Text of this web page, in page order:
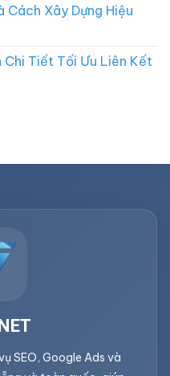
Cách Xây Dựng Hiệu
Chi Tiết Tối Ưu Liên Kết
SEO, Google Ads và